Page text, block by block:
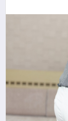
YAŞAM
MALATYA